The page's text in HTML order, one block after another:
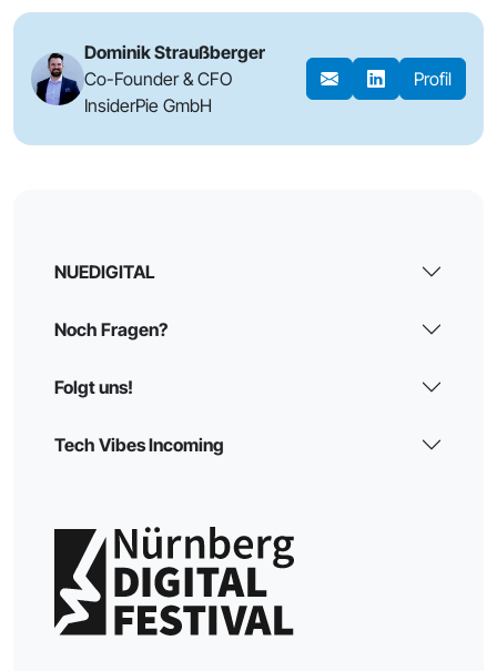
Dominik Straußberger
Co-Founder & CFO
InsiderPie GmbH
Profil
NUEDIGITAL
Noch Fragen?
Folgt uns!
Tech Vibes Incoming